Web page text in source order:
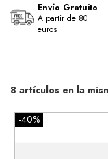
Envío Gratuito
A partir de 80
euros
8 artículos en la
-40%